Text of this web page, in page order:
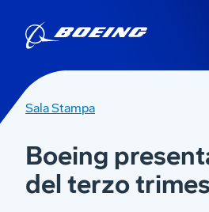
Sala Stampa
Boeing
del terzo